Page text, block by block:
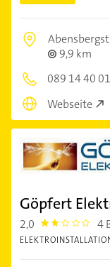
9,9 km
089 14 40 01
Webseite
Göpfert
2,0 2.0 4